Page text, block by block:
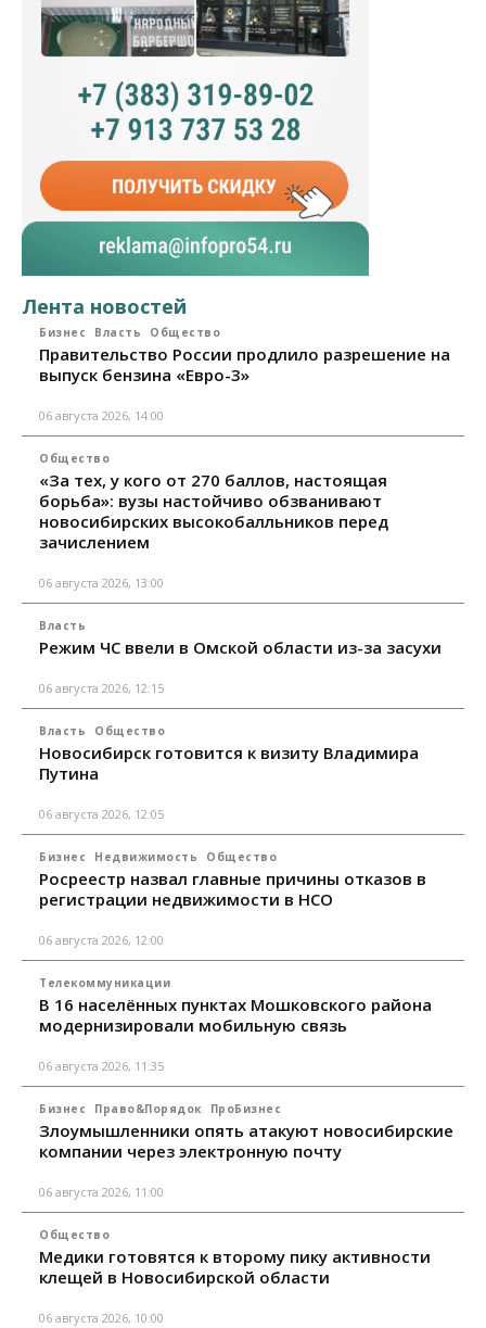
Лента новостей
Бизнес Власть Общество
Правительство России продлило разрешение на
выпуск бензина «Евро-3»
06 августа 2026, 14:00
Общество
«За тех, у кого от 270 баллов, настоящая
борьба»: вузы настойчиво обзванивают
новосибирских высокобалльников перед
зачислением
06 августа 2026, 13:00
Власть
Режим ЧС ввели в Омской области из-за засухи
06 августа 2026, 12:15
Власть Общество
Новосибирск готовится к визиту Владимира
Путина
06 августа 2026, 12:05
Бизнес Недвижимость Общество
Росреестр назвал главные причины отказов в
регистрации недвижимости в НСО
06 августа 2026, 12:00
Телекоммуникации
В 16 населённых пунктах Мошковского района
модернизировали мобильную связь
06 августа 2026, 11:35
Бизнес Право&Порядок ПроБизнес
Злоумышленники опять атакуют новосибирские
компании через электронную почту
06 августа 2026, 11:00
Общество
Медики готовятся к второму пику активности
клещей в Новосибирской области
06 августа 2026, 10:00